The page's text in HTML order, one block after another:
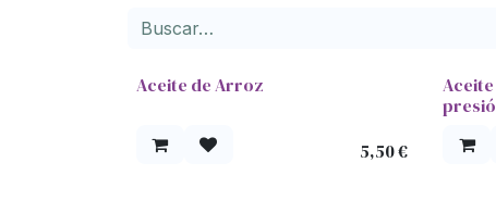
Aceite de Arroz
5,50€